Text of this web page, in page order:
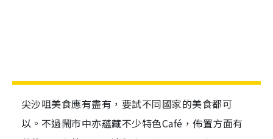
尖沙咀美食應有盡有，要試不同國家的美食都可
以。不過鬧市中亦蘊藏不少特色Café，佈置方面有